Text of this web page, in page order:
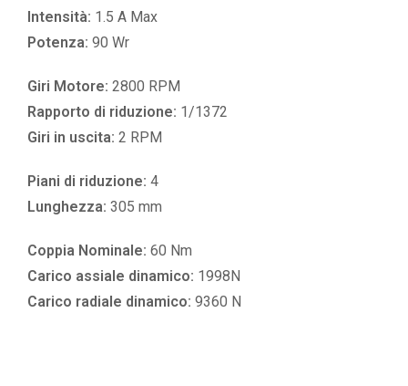
Intensità: 1.5 A Max
Potenza: 90 Wr
Giri Motore: 2800 RPM
Rapporto di riduzione: 1/1372
Giri in uscita: 2 RPM
Piani di riduzione: 4
Lunghezza: 305 mm
Coppia Nominale: 60 Nm
Carico assiale dinamico: 1998N
Carico radiale dinamico: 9360 N